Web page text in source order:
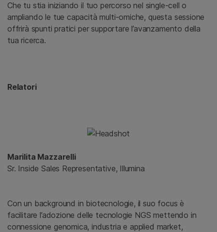
Che tu stia iniziando il tuo percorso nel single-cell o
ampliando le tue capacità multi-omiche, questa sessione
offrirà spunti pratici per supportare l’avanzamento della
tua ricerca.
Relatori
Marilita Mazzarelli
Sr. Inside Sales Representative, Illumina
Con un background in biotecnologie, il suo focus è
facilitare l’adozione delle tecnologie NGS mettendo in
connessione genomica, industria e applied market,